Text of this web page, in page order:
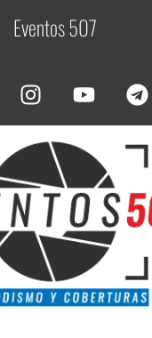
Eventos 507C